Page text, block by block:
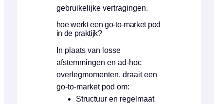
gebruikelijke vertragingen.
hoe werkt een go-to-market pod
in de praktijk?
In plaats van losse
afstemmingen en ad-hoc
overlegmomenten, draait een
go-to-market pod om:
Structuur en regelmaat